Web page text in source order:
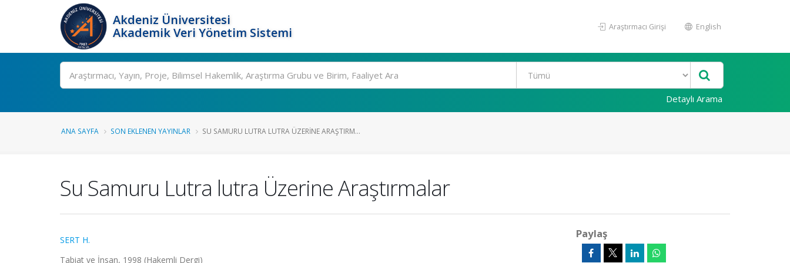
Akdeniz Üniversitesi
Akademik Veri Yönetim Sistemi
Araştırmacı Girişi English
Ara
Detaylı Arama
ANA SAYFA SON EKLENEN YAYINLAR SU SAMURU LUTRA LUTRA ÜZERINE ARAŞTIRM...
Su Samuru Lutra lutra Üzerine Araştırmalar
SERT H.
Tabiat ve İnsan, 1998 (Hakemli Dergi)
Paylaş